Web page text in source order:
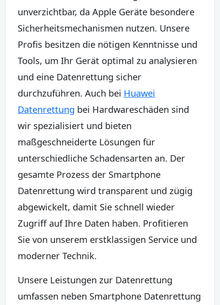
unverzichtbar, da Apple Geräte besondere
Sicherheitsmechanismen nutzen. Unsere
Profis besitzen die nötigen Kenntnisse und
Tools, um Ihr Gerät optimal zu analysieren
und eine Datenrettung sicher
durchzuführen. Auch bei Huawei
Datenrettung bei Hardwareschäden sind
wir spezialisiert und bieten
maßgeschneiderte Lösungen für
unterschiedliche Schadensarten an. Der
gesamte Prozess der Smartphone
Datenrettung wird transparent und zügig
abgewickelt, damit Sie schnell wieder
Zugriff auf Ihre Daten haben. Profitieren
Sie von unserem erstklassigen Service und
moderner Technik.
Unsere Leistungen zur Datenrettung
umfassen neben Smartphone Datenrettung